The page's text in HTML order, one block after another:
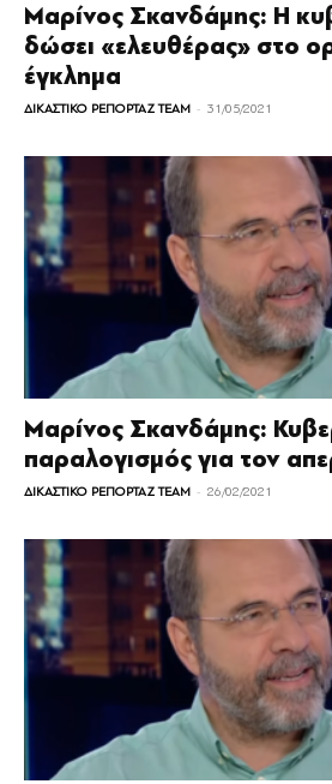
Μαρίνος Σκανδάμης: H
δώσει «ελευθέρας» στο
έγκλημα
ΔΙΚΑΣΤΙΚΟ ΡΕΠΟΡΤΑΖ TEAM - 31/05/2021
Μαρίνος Σκανδάμης:
παραλογισμός για τον
ΔΙΚΑΣΤΙΚΟ ΡΕΠΟΡΤΑΖ TEAM - 26/02/2021